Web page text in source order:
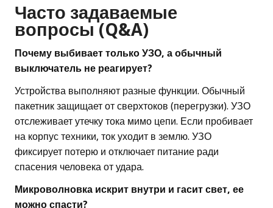
Часто задаваемые
вопросы (Q&A)
Почему выбивает только УЗО, а обычный
выключатель не реагирует?
Устройства выполняют разные функции. Обычный
пакетник защищает от сверхтоков (перегрузки). УЗО
отслеживает утечку тока мимо цепи. Если пробивает
на корпус техники, ток уходит в землю. УЗО
фиксирует потерю и отключает питание ради
спасения человека от удара.
Микроволновка искрит внутри и гасит свет, ее
можно спасти?